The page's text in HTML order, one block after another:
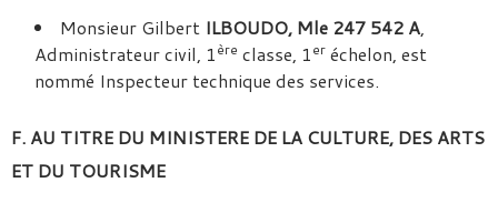
Monsieur Gilbert ILBOUDO, Mle 247 542 A,
Administrateur civil, 1ère classe, 1er échelon, est
nommé Inspecteur technique des services.
F. AU TITRE DU MINISTERE DE LA CULTURE, DES ARTS
ET DU TOURISME